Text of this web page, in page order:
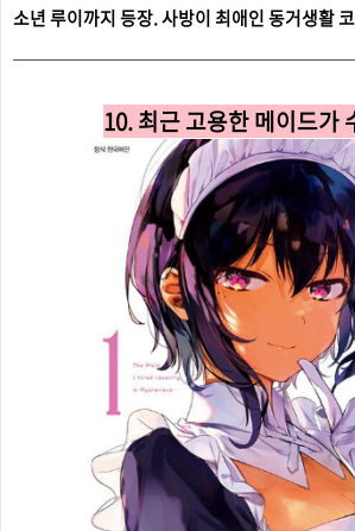
소년 루이까지 등장. 사방이 최애인 동거생활
10. 최근 고용한 메이드가